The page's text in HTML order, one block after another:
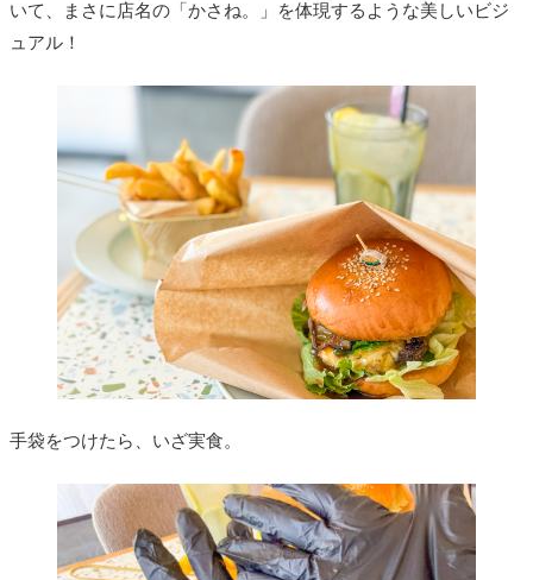
いて、まさに店名の「かさね。」を体現するような美しいビジ
ュアル！
手袋をつけたら、いざ実食。